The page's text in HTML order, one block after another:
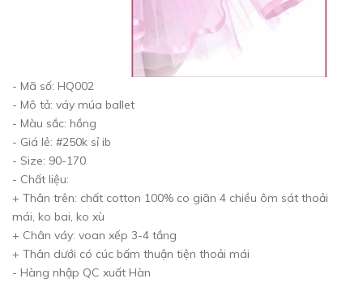
- Mã số: HQ002
- Mô tả: váy múa ballet
- Màu sắc: hồng
- Giá lẻ: #250k sỉ ib
- Size: 90-170
- Chất liệu:
+ Thân trên: chất cotton 100% co giãn 4 chiều ôm sát thoải
mái, ko bai, ko xù
+ Chân váy: voan xếp 3-4 tầng
+ Thân dưới có cúc bấm thuận tiện thoải mái
- Hàng nhập QC xuất Hàn